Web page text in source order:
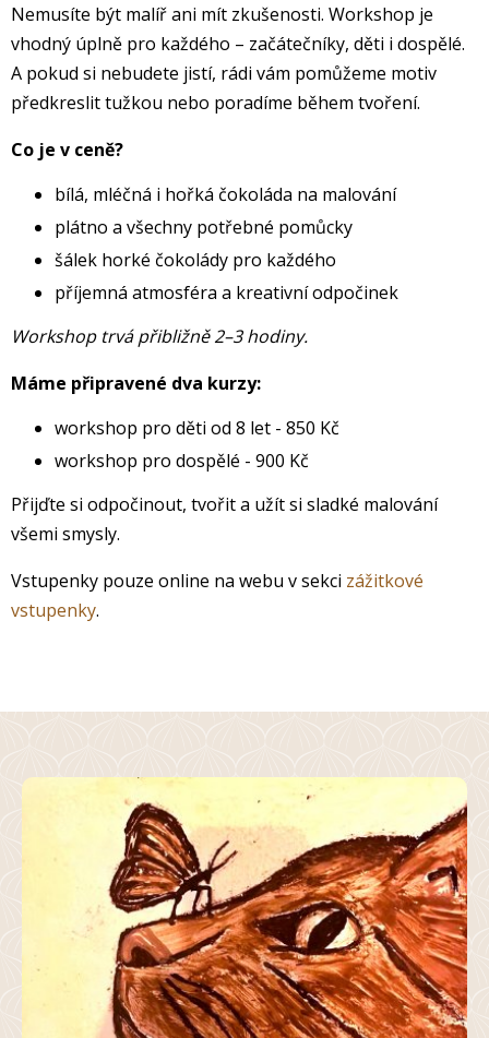
Nemusíte být malíř ani mít zkušenosti. Workshop je
vhodný úplně pro každého – začátečníky, děti i dospělé.
A pokud si nebudete jistí, rádi vám pomůžeme motiv
předkreslit tužkou nebo poradíme během tvoření.
Co je v ceně?
bílá, mléčná i hořká čokoláda na malování
plátno a všechny potřebné pomůcky
šálek horké čokolády pro každého
příjemná atmosféra a kreativní odpočinek
Workshop trvá přibližně 2–3 hodiny.
Máme připravené dva kurzy:
workshop pro děti od 8 let - 850 Kč
workshop pro dospělé - 900 Kč
Přijďte si odpočinout, tvořit a užít si sladké malování
všemi smysly.
Vstupenky pouze online na webu v sekci zážitkové
vstupenky.